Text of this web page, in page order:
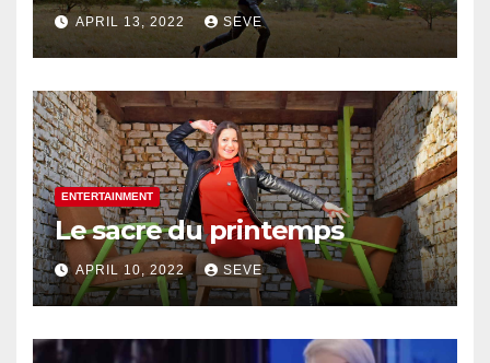
APRIL 13, 2022 SEVE
ENTERTAINMENT
Le sacre du printemps
APRIL 10, 2022 SEVE